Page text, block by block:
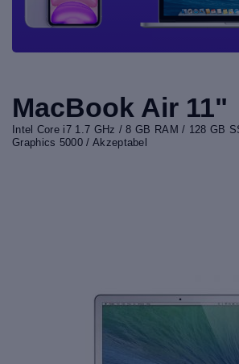
MacBook Air 11"
Intel Core i7 1.7 GHz / 8 GB RAM / 128 GB
Graphics 5000 / Akzeptabel